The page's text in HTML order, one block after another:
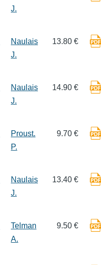
J.
Naulais
J.
13.80 €
Naulais
J.
14.90 €
Proust.
P.
9.70 €
Naulais
J.
13.40 €
Telman
A.
9.50 €